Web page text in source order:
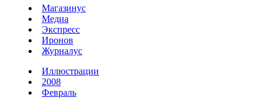
Магазинус
Медиа
Экспресс
Иронов
Журналус
Иллюстрации
2008
Февраль